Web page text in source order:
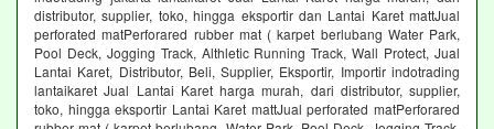
distributor, supplier, toko, hingga eksportir dan Lantai Karet mattJual
perforated matPerforared rubber mat ( karpet berlubang Water Park,
Pool Deck, Jogging Track, Althletic Running Track, Wall Protect, Jual
Lantai Karet, Distributor, Beli, Supplier, Eksportir, Importir indotrading
lantaikaret Jual Lantai Karet harga murah, dari distributor, supplier,
toko, hingga eksportir Lantai Karet mattJual perforated matPerforared